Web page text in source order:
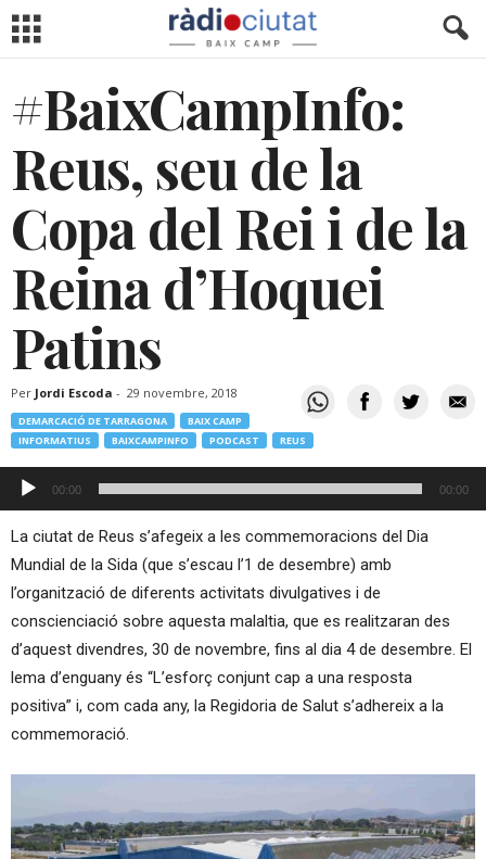
#BaixCampInfo:
Reus, seu de la
Copa del Rei i de la
Reina d’Hoquei
Patins
Per Jordi Escoda - 29 novembre, 2018
DEMARCACIÓ DE TARRAGONA
BAIX CAMP
INFORMATIUS
BAIXCAMPINFO PODCAST REUS
Reproductor
d'àudio
00:00 00:00
La ciutat de Reus s’afegeix a les commemoracions del Dia
Mundial de la Sida (que s’escau l’1 de desembre) amb
l’organització de diferents activitats divulgatives i de
conscienciació sobre aquesta malaltia, que es realitzaran des
d’aquest divendres, 30 de novembre, fins al dia 4 de desembre. El
lema d’enguany és “L’esforç conjunt cap a una resposta
positiva” i, com cada any, la Regidoria de Salut s’adhereix a la
commemoració.